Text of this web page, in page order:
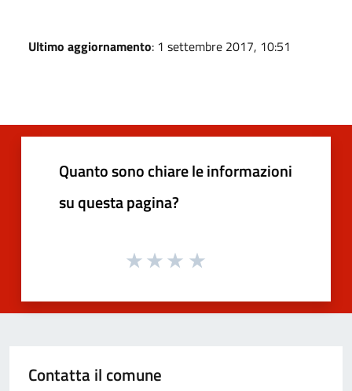
Ultimo aggiornamento: 1 settembre 2017, 10:51
Quanto sono chiare le informazioni
su questa pagina?
Contatta il comune